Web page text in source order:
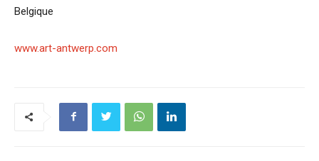
Belgique
www.art-antwerp.com